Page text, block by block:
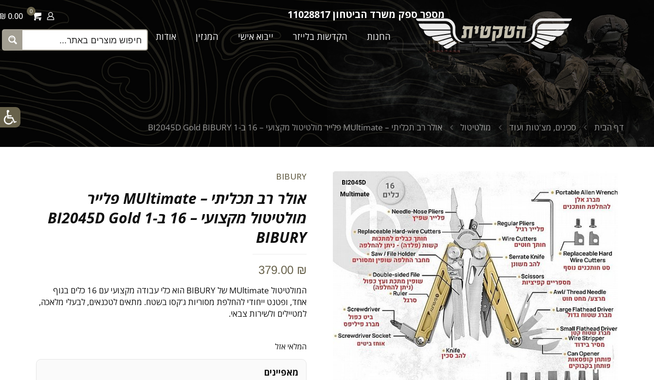
מספר ספק משרד הביטחון 11028817
החנות הקדשות בלייזר ייבוא אישי המגזין אודות צור קשר
0
0.00 ₪
דף הבית סכינים, מצ'טות ועוד מולטיטול אולר רב תכליתי – MUltimate פלייר מולטיטול מקצועי – 16 ב-1 BI2045D Gold BIBURY
BIBURY
אולר רב תכליתי – MUltimate פלייר
מולטיטול מקצועי – 16 ב-1 BI2045D Gold
BIBURY
379.00 ₪
המולטיטול MUltimate של BIBURY הוא כלי עבודה מקצועי עם 16 כלים בגוף
אחד, ופטנט ייחודי להחלפת מסוריות ג'קסו בשטח. מתאים לטכנאים, לבעלי מלאכה,
למטיילים ולשירות צבאי.
המלאי אזל
מאפיינים